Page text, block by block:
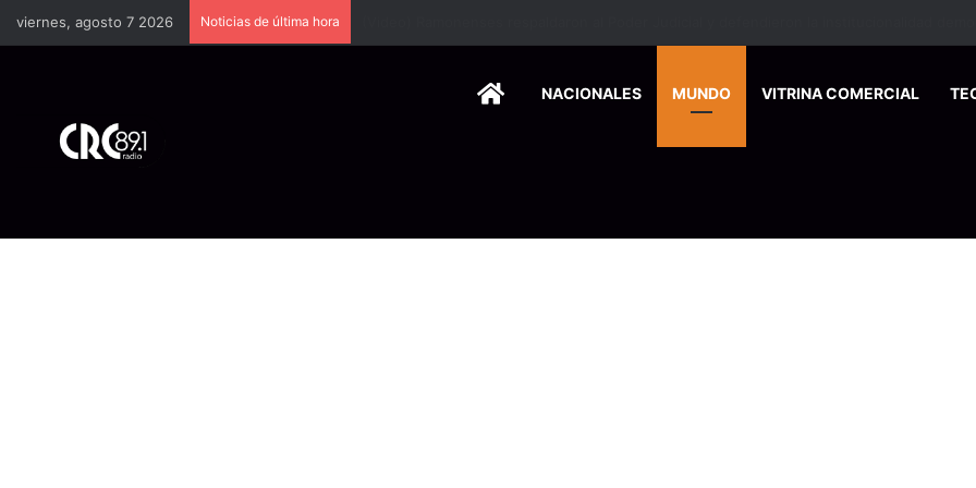
viernes, agosto 7 2026 Noticias de última hora
HOMENACIONALES MUNDO VITRINA COMERCIAL